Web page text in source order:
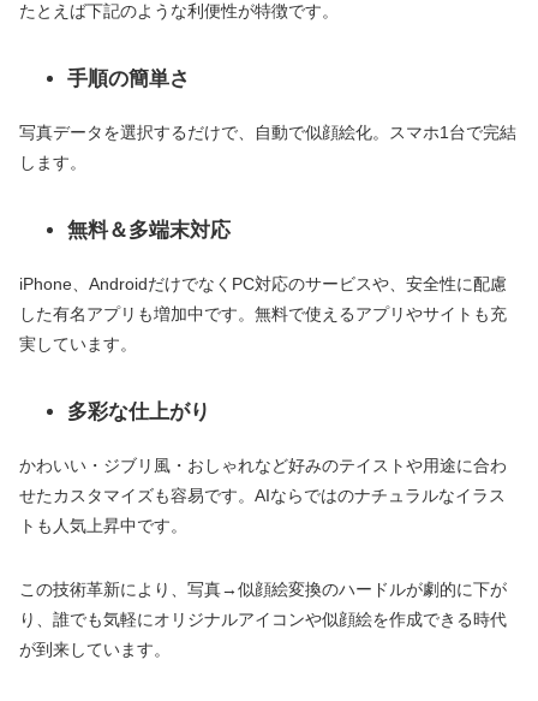
たとえば下記のような利便性が特徴です。
手順の簡単さ
写真データを選択するだけで、自動で似顔絵化。スマホ1台で完結
します。
無料＆多端末対応
iPhone、AndroidだけでなくPC対応のサービスや、安全性に配慮
した有名アプリも増加中です。無料で使えるアプリやサイトも充
実しています。
多彩な仕上がり
かわいい・ジブリ風・おしゃれなど好みのテイストや用途に合わ
せたカスタマイズも容易です。AIならではのナチュラルなイラス
トも人気上昇中です。
この技術革新により、写真→似顔絵変換のハードルが劇的に下が
り、誰でも気軽にオリジナルアイコンや似顔絵を作成できる時代
が到来しています。